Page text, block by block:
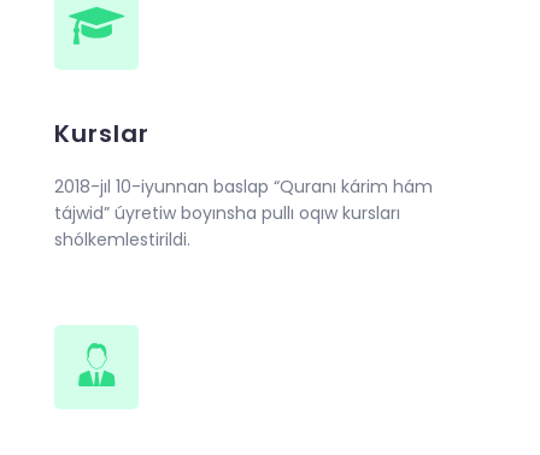
Kurslar
2018-jıl 10-iyunnan baslap “Quranı kárim hám
tájwid” úyretiw boyınsha pullı oqıw kursları
shólkemlestirildi.